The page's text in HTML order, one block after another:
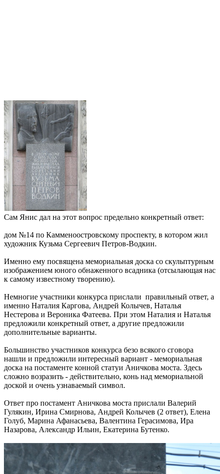
Сам Янис дал на этот вопрос предельно конкретный ответ:
дом №14 по Камменоостровскому проспекту, в котором жил
художник Кузьма Сергеевич Петров-Водкин.
Именно ему посвящена мемориальная доска со скульптурным
изображением юного обнаженного всадника (отсылающая нас
к самому известному творению).
Немногие участники конкурса прислали правильный ответ, а
именно Наталия Каргова, Андрей Колычев, Наталья
Нестерова и Вероника Фатеева. При этом Наталия и Наталья
предложили конкретный ответ, а другие предложили
дополнительные варианты.
Большинство участников конкурса безо всякого сговора
нашли и предложили интересный вариант - мемориальная
доска на постаменте конной статуи Аничкова моста. Здесь
сложно возразить - действительно, конь над мемориальной
доской и очень узнаваемый символ.
Ответ про постамент Аничкова моста прислали Валерий
Гулякин, Ирина Смирнова, Андрей Колычев (2 ответ), Елена
Голуб, Марина Афанасьева, Валентина Герасимова, Ира
Назарова, Александр Ильин, Екатерина Бутенко.